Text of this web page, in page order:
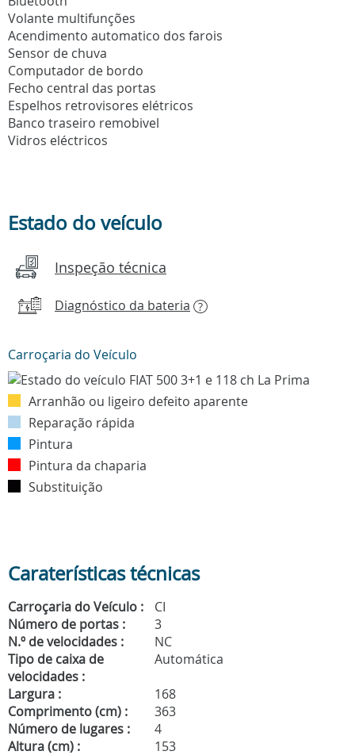
Volante multifunções
Acendimento automatico dos farois
Sensor de chuva
Computador de bordo
Fecho central das portas
Espelhos retrovisores elétricos
Banco traseiro remobivel
Vidros eléctricos
Estado do veículo
Inspeção técnica
Diagnóstico da bateria ?
Carroçaria do Veículo
Arranhão ou ligeiro defeito aparente
Reparação rápida
Pintura
Pintura da chaparia
Substituição
Caraterísticas técnicas
Carroçaria do Veículo :
CI
Número de portas :
3
N.º de velocidades :
NC
Tipo de caixa de
velocidades :
Automática
Largura :
168
Comprimento (cm) :
363
Número de lugares :
4
Altura (cm) :
153